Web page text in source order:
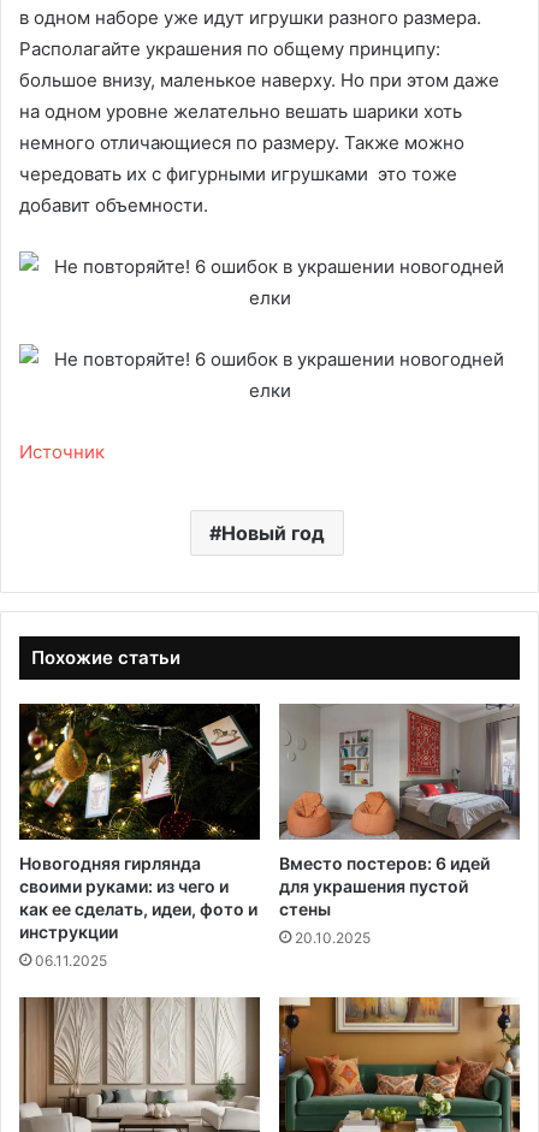
в одном наборе уже идут игрушки разного размера.
Располагайте украшения по общему принципу:
большое внизу, маленькое наверху. Но при этом даже
на одном уровне желательно вешать шарики хоть
немного отличающиеся по размеру. Также можно
чередовать их с фигурными игрушками это тоже
добавит объемности.
Источник
Новый год
Похожие статьи
Новогодняя гирлянда
своими руками: из чего и
как ее сделать, идеи, фото и
инструкции
06.11.2025
Вместо постеров: 6 идей
для украшения пустой
стены
20.10.2025